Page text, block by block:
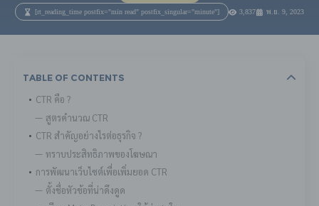
[rt_reading_time postfix="min read" postfix_singular="minute"] 3,837 พ.ย. 9, 2023
Table Of Contents
CTR คือ ?
สูตรคำนวณ CTR
CTR สำคัญอย่างไรต่อธุรกิจ ?
ทราบประสิทธิภาพของโฆษณา
การพัฒนาเว็บไซต์เพื่อเพิ่มยอด CTR
ตั้งชื่อหัวข้อที่น่าดึงดูด